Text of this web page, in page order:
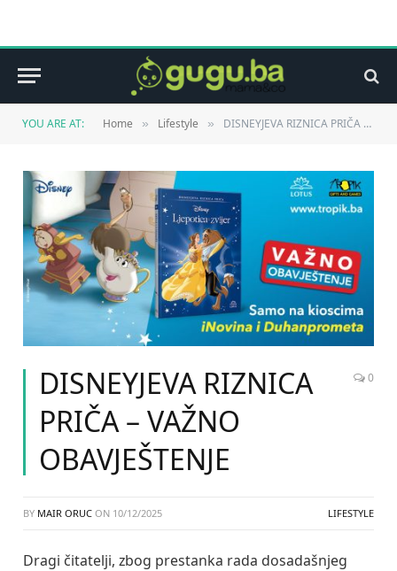
YOU ARE AT: Home » Lifestyle » DISNEYJEVA RIZNICA PRIČA – VAŽNO OBAVJEŠTENJE
DISNEYJEVA RIZNICA
PRIČA – VAŽNO
OBAVJEŠTENJE
0
BY MAIR ORUC ON 10/12/2025 LIFESTYLE
Dragi čitatelji, zbog prestanka rada dosadašnjeg